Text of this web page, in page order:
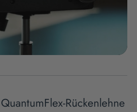
Rückenlehne